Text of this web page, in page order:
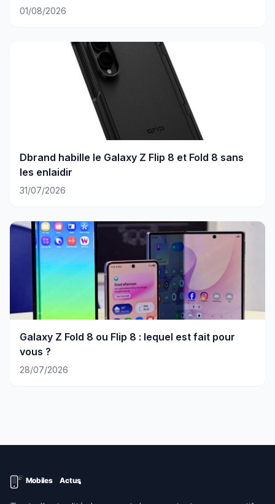
01/08/2026
Dbrand habille le Galaxy Z Flip 8 et Fold 8 sans
les enlaidir
31/07/2026
Galaxy Z Fold 8 ou Flip 8 : lequel est fait pour
vous ?
28/07/2026